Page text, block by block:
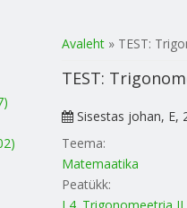
Sa oled siin
Avaleht » TEST:
TEST:
Sisestas johan, E,
Teema:
Matemaatika
Peatükk: